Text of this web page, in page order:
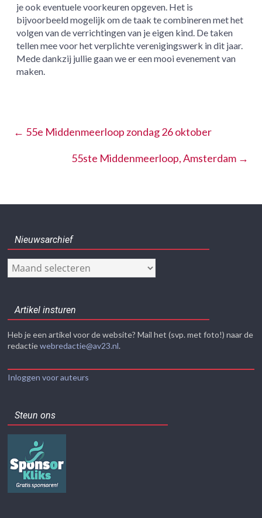
je ook eventuele voorkeuren opgeven. Het is
bijvoorbeeld mogelijk om de taak te combineren met het
volgen van de verrichtingen van je eigen kind. De taken
tellen mee voor het verplichte verenigingswerk in dit jaar.
Mede dankzij jullie gaan we er een mooi evenement van
maken.
← 55e Middenmeerloop zondag 26 oktober
55ste Middenmeerloop, Amsterdam →
Nieuwsarchief
Nieuwsarchief
Artikel insturen
Heb je een artikel voor de website? Mail het (svp. met foto!) naar de
redactiewebredactie@av23.nl.
Inloggen voor auteurs
Steun ons